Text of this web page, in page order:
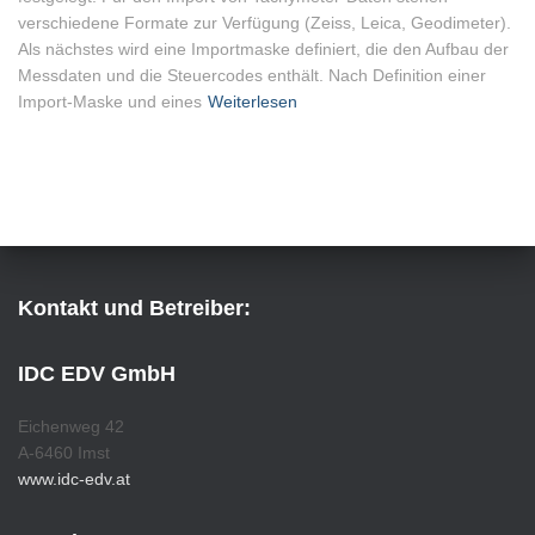
verschiedene Formate zur Verfügung (Zeiss, Leica, Geodimeter).
Als nächstes wird eine Importmaske definiert, die den Aufbau der
Messdaten und die Steuercodes enthält. Nach Definition einer
Import-Maske und eines Weiterlesen
Kontakt und Betreiber:
IDC EDV GmbH
Eichenweg 42
A-6460 Imst
www.idc-edv.at